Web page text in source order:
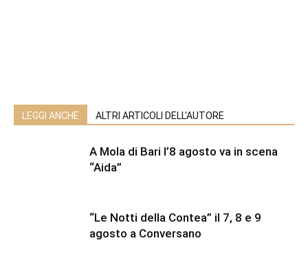
LEGGI ANCHE ALTRI ARTICOLI DELL'AUTORE
A Mola di Bari l’8 agosto va in scena
“Aida”
“Le Notti della Contea” il 7, 8 e 9
agosto a Conversano